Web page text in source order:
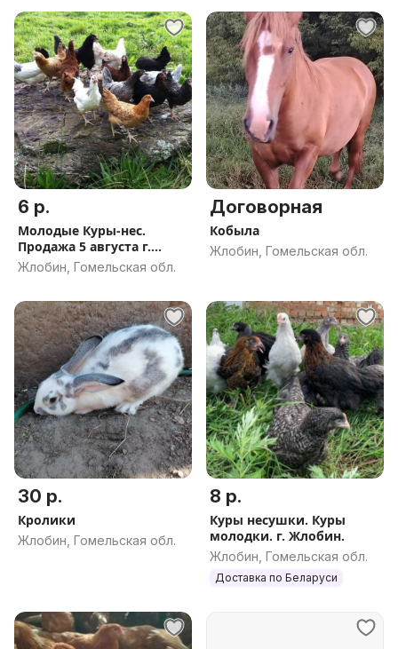
6 р.
Молодые Куры-нес.
Продажа 5 августа г.
Жлобин.
Жлобин, Гомельская обл.
Договорная
Кобыла
Жлобин, Гомельская обл.
30 р.
Кролики
Жлобин, Гомельская обл.
8 р.
Куры несушки. Куры
молодки. г. Жлобин.
Жлобин, Гомельская обл.
Доставка по Беларуси